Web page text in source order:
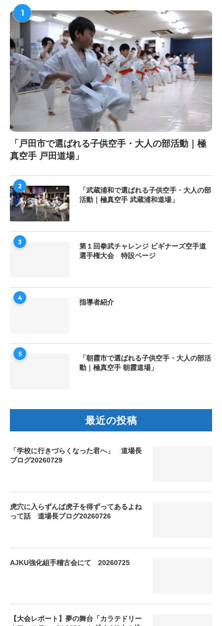
1
「戸田市で選ばれる子供空手・大人の部活動｜極
真空手 戸田道場」
2
「武蔵浦和で選ばれる子供空手・大人の部
活動｜極真空手 武蔵浦和道場」
3
第１回拳武チャレンジ ビギナーズ空手道
選手権大会 特設ページ
4
指導者紹介
5
「朝霞市で選ばれる子供空手・大人の部活
動｜極真空手 朝霞道場」
最近の投稿
「学校に行きづらくなった君へ」 道場長
ブログ20260729
虎穴に入らずんば虎子を得ずってあるよね
って話 道場長ブログ20260726
AJKU強化組手稽古会にて 20260725
【大会レポート】夢の舞台「カラテドリー